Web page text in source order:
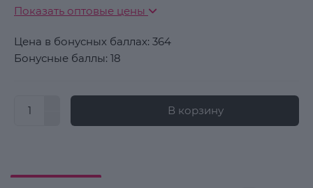
Показать оптовые цены
Цена в бонусных баллах: 364
Бонусные баллы: 18
В корзину